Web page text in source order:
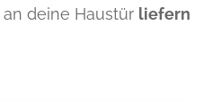
an deine Haustür liefern